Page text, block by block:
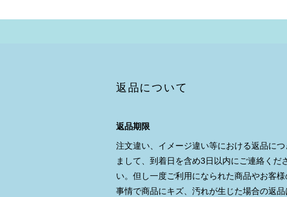
返品について
返品期限
注文違い、イメージ違い等における返品につ
まして、到着日を含め3日以内にご連絡くだ
い。但し一度ご利用になられた商品やお客様
事情で商品にキズ、汚れが生じた場合の返品